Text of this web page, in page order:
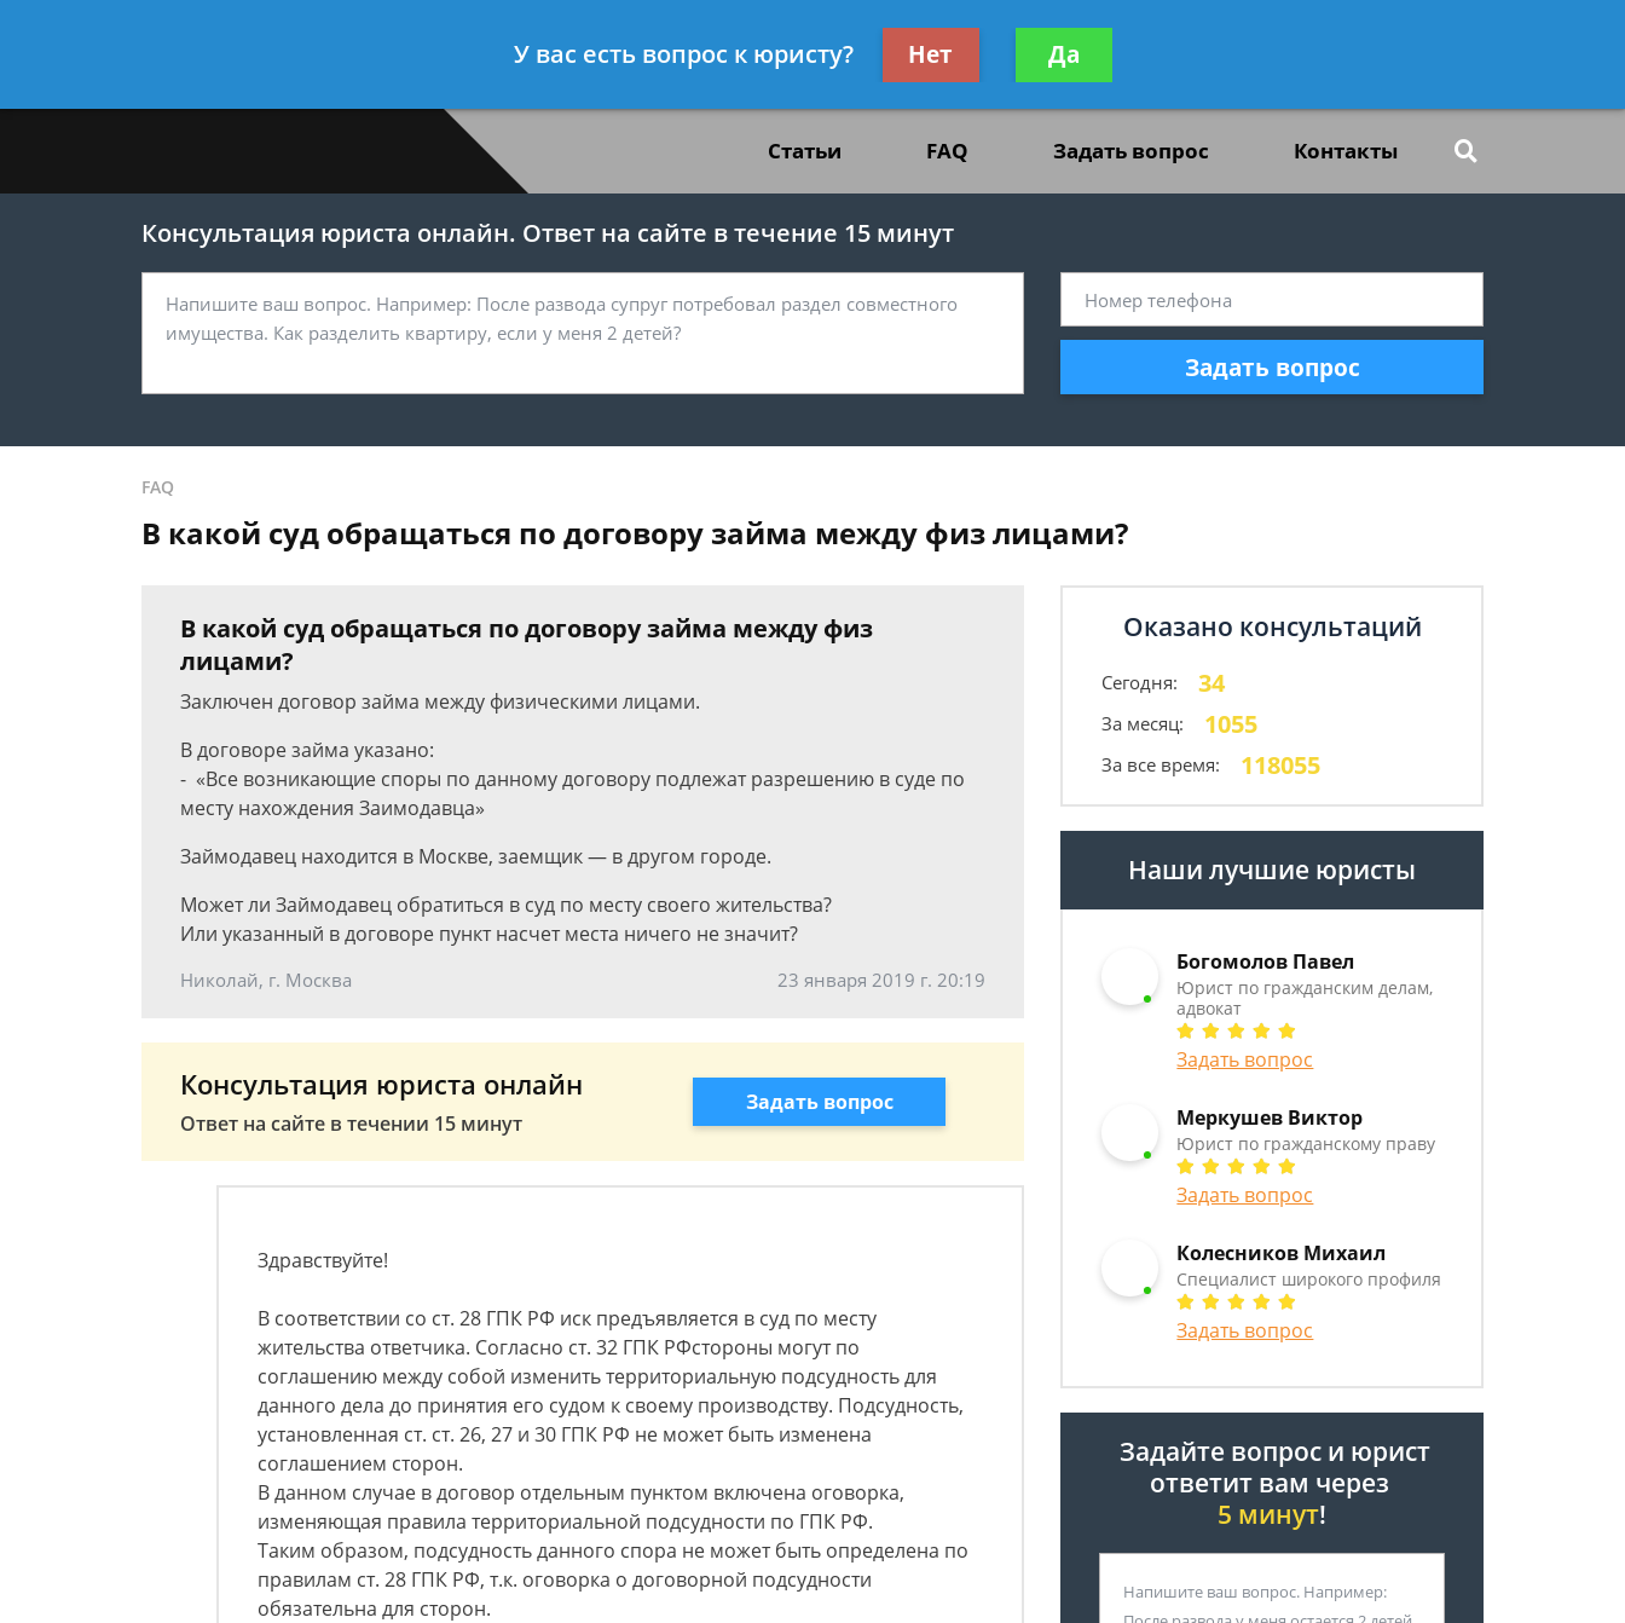
- Юрист по гражданскому праву
Получите консультацию
бесплатно
Статьи FAQ Задать вопрос Контакты
Консультация юриста онлайн. Ответ на сайте в течение 15 минут
Задать вопрос
FAQ
В какой суд обращаться по договору займа между физ лицами?
В какой суд обращаться по договору займа между физ
лицами?
Заключен договор займа между физическими лицами.
В договоре займа указано:
- «Все возникающие споры по данному договору подлежат разрешению в суде по
месту нахождения Заимодавца»
Займодавец находится в Москве, заемщик — в другом городе.
Может ли Займодавец обратиться в суд по месту своего жительства?
Или указанный в договоре пункт насчет места ничего не значит?
Николай, г. Москва 23 января 2019 г. 20:19
Консультация юриста онлайн
Ответ на сайте в течении 15 минут
Задать вопрос
Здравствуйте!
В соответствии со ст. 28 ГПК РФ иск предъявляется в суд по месту
жительства ответчика. Согласно ст. 32 ГПК РФстороны могут по
соглашению между собой изменить территориальную подсудность для
данного дела до принятия его судом к своему производству. Подсудность,
установленная ст. ст. 26, 27 и 30 ГПК РФ не может быть изменена
соглашением сторон.
В данном случае в договор отдельным пунктом включена оговорка,
изменяющая правила территориальной подсудности по ГПК РФ.
Таким образом, подсудность данного спора не может быть определена по
правилам ст. 28 ГПК РФ, т.к. оговорка о договорной подсудности
обязательна для сторон.
Оказано консультаций
Сегодня: 34
За месяц: 1055
За все время: 118055
Наши лучшие юристы
Богомолов Павел
Юрист по гражданским делам,
адвокат
Задать вопрос
Меркушев Виктор
Юрист по гражданскому праву
Задать вопрос
Колесников Михаил
Специалист широкого профиля
Задать вопрос
Задайте вопрос и юрист
ответит вам через
5 минут!
У вас есть вопрос к юристу? Нет Да